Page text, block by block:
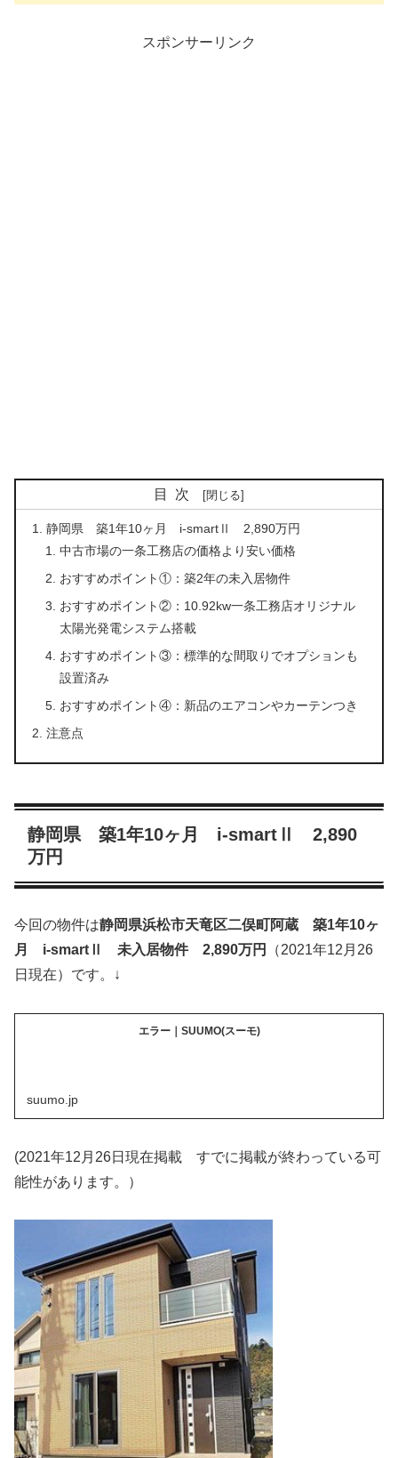
スポンサーリンク
目次
静岡県 築1年10ヶ月 i-smartⅡ 2,890万円
中古市場の一条工務店の価格より安い価格
おすすめポイント①：築2年の未入居物件
おすすめポイント②：10.92kw一条工務店オリジナル
太陽光発電システム搭載
おすすめポイント③：標準的な間取りでオプションも
設置済み
おすすめポイント④：新品のエアコンやカーテンつき
注意点
静岡県 築1年10ヶ月 i-smartⅡ 2,890
万円
今回の物件は静岡県浜松市天竜区二俣町阿蔵
築1年10ヶ
月 i-smartⅡ 未入居物件 2,890万円
（2021年12月26
日現在）です。↓
エラー｜SUUMO(スーモ)
suumo.jp
(2021年12月26日現在掲載 すでに掲載が終わっている可
能性があります。）